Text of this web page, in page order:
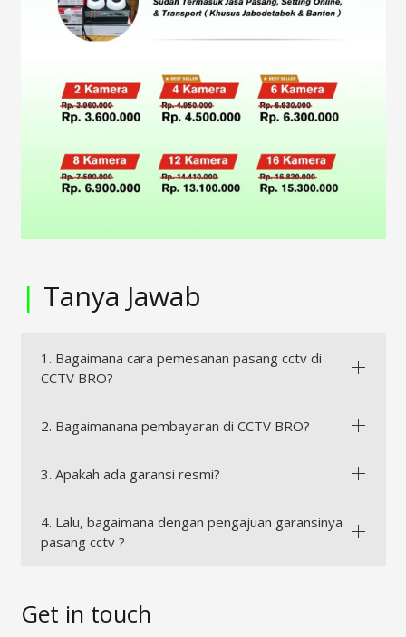
| Tanya Jawab
1. Bagaimana cara pemesanan pasang cctv di
CCTV BRO?
2. Bagaimanana pembayaran di CCTV BRO?
3. Apakah ada garansi resmi?
4. Lalu, bagaimana dengan pengajuan garansinya
pasang cctv ?
Get in touch